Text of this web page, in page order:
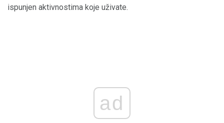
ispunjen aktivnostima koje uživate.
ad